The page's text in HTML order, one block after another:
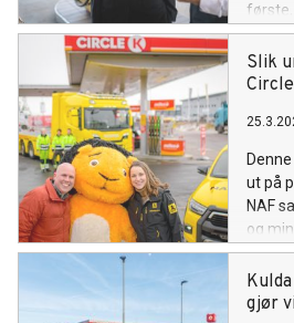
Slik
ut på
NAF
og
gjør